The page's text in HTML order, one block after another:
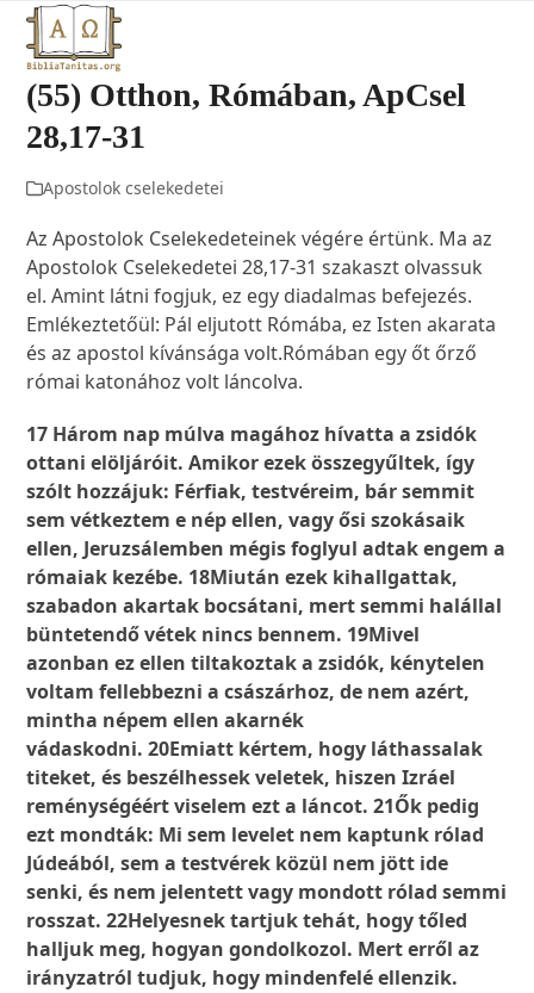
Skip
content
Open
mobile
menu
Close
mobile
menu
(55) Otthon, Rómában, ApCsel
28,17-31
Apostolok cselekedetei
Az Apostolok Cselekedeteinek végére értünk. Ma az
Apostolok Cselekedetei 28,17-31 szakaszt olvassuk
el. Amint látni fogjuk, ez egy diadalmas befejezés.
Emlékeztetőül: Pál eljutott Rómába, ez Isten akarata
és az apostol kívánsága volt.Rómában egy őt őrző
római katonához volt láncolva.
17 Három nap múlva magához hívatta a zsidók
ottani elöljáróit. Amikor ezek összegyűltek, így
szólt hozzájuk: Férfiak, testvéreim, bár semmit
sem vétkeztem e nép ellen, vagy ősi szokásaik
ellen, Jeruzsálemben mégis foglyul adtak engem a
rómaiak kezébe. 18Miután ezek kihallgattak,
szabadon akartak bocsátani, mert semmi halállal
büntetendő vétek nincs bennem. 19Mivel
azonban ez ellen tiltakoztak a zsidók, kénytelen
voltam fellebbezni a császárhoz, de nem azért,
mintha népem ellen akarnék
vádaskodni. 20Emiatt kértem, hogy láthassalak
titeket, és beszélhessek veletek, hiszen Izráel
reménységéért viselem ezt a láncot. 21Ők pedig
ezt mondták: Mi sem levelet nem kaptunk rólad
Júdeából, sem a testvérek közül nem jött ide
senki, és nem jelentett vagy mondott rólad semmi
rosszat. 22Helyesnek tartjuk tehát, hogy tőled
halljuk meg, hogyan gondolkozol. Mert erről az
irányzatról tudjuk, hogy mindenfelé ellenzik.